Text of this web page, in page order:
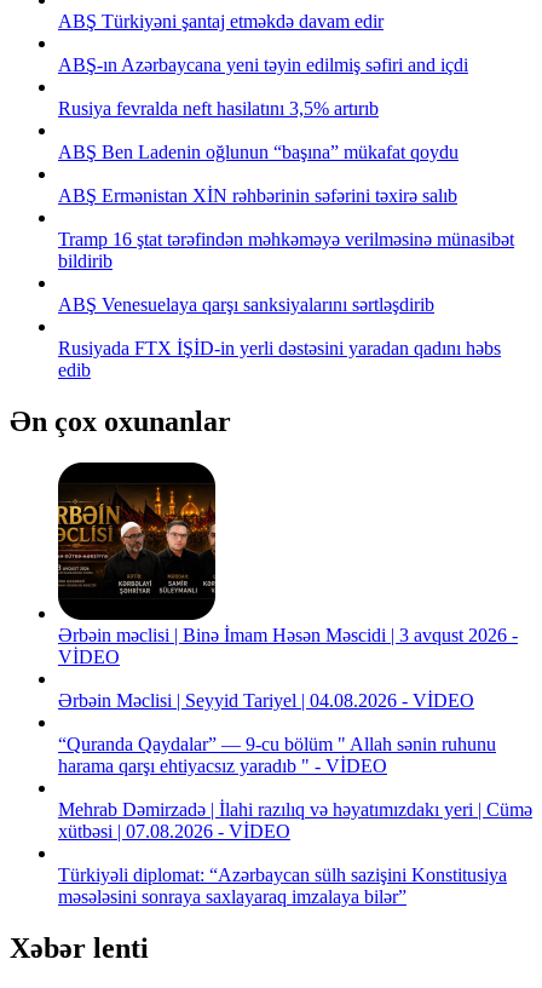
ABŞ Türkiyəni şantaj etməkdə davam edir
ABŞ-ın Azərbaycana yeni təyin edilmiş səfiri and içdi
Rusiya fevralda neft hasilatını 3,5% artırıb
ABŞ Ben Ladenin oğlunun “başına” mükafat qoydu
ABŞ Ermənistan XİN rəhbərinin səfərini təxirə salıb
Tramp 16 ştat tərəfindən məhkəməyə verilməsinə münasibət
bildirib
ABŞ Venesuelaya qarşı sanksiyalarını sərtləşdirib
Rusiyada FTX İŞİD-in yerli dəstəsini yaradan qadını həbs
edib
Ən çox oxunanlar
Ərbəin məclisi | Binə İmam Həsən Məscidi | 3 avqust 2026 -
VİDEO
Ərbəin Məclisi | Seyyid Tariyel | 04.08.2026 - VİDEO
“Quranda Qaydalar” — 9-cu bölüm " Allah sənin ruhunu
harama qarşı ehtiyacsız yaradıb " - VİDEO
Mehrab Dəmirzadə | İlahi razılıq və həyatımızdakı yeri | Cümə
xütbəsi | 07.08.2026 - VİDEO
Türkiyəli diplomat: “Azərbaycan sülh sazişini Konstitusiya
məsələsini sonraya saxlayaraq imzalaya bilər”
Xəbər lenti